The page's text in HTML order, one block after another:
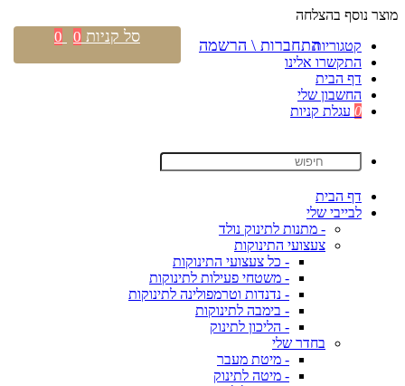
מוצר נוסף בהצלחה
קטגוריות
התקשרו אלינו
דף הבית
החשבון שלי
0 עגלת קניות
דף הבית
לבייבי שלי
- מתנות לתינוק נולד
צעצועי התינוקות
- כל צעצועי התינוקות
- משטחי פעילות לתינוקות
- נדנדות וטרמפולינה לתינוקות
- בימבה לתינוקות
- הליכון לתינוק
בחדר שלי
- מיטת מעבר
- מיטה לתינוק
התחברות \ הרשמה סל קניות 0
0